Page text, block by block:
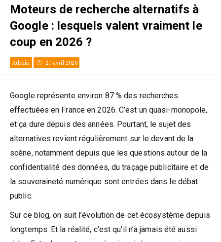
Moteurs de recherche alternatifs à
Google : lesquels valent vraiment le
coup en 2026 ?
Admin 27 avril 2026
Google représente environ 87 % des recherches
effectuées en France en 2026. C’est un quasi-monopole,
et ça dure depuis des années. Pourtant, le sujet des
alternatives revient régulièrement sur le devant de la
scène, notamment depuis que les questions autour de la
confidentialité des données, du traçage publicitaire et de
la souveraineté numérique sont entrées dans le débat
public.
Sur ce blog, on suit l’évolution de cet écosystème depuis
longtemps. Et la réalité, c’est qu’il n’a jamais été aussi